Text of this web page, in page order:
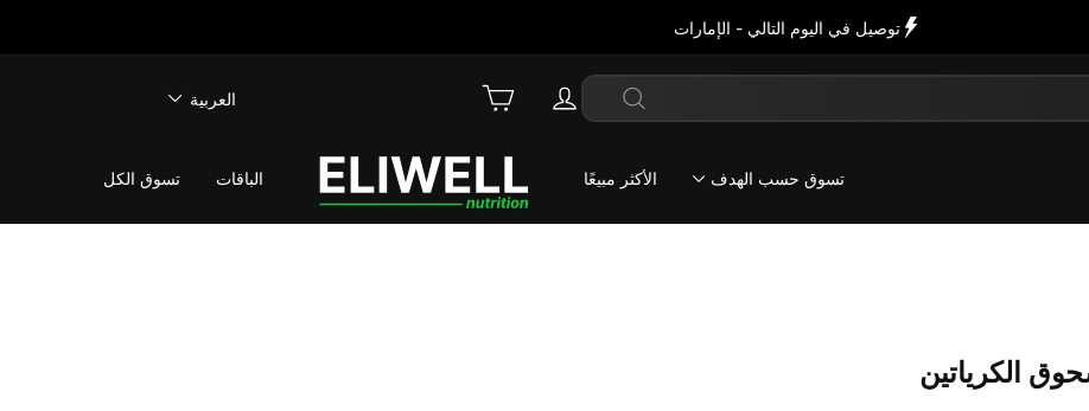
Search
LOG IN عربة التسوق اللغة
العربية
تسوق حسب الهدف الأكثر مبيعًا الباقات تسوق الكل
الكرياتين